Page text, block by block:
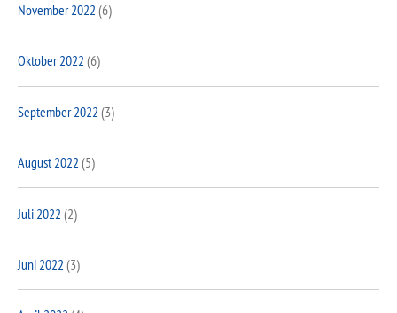
November 2022 (6)
Oktober 2022 (6)
September 2022 (3)
August 2022 (5)
Juli 2022 (2)
Juni 2022 (3)